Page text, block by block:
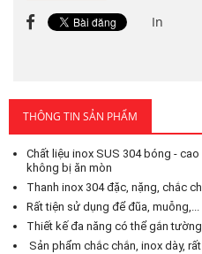
In
THÔNG TIN SẢN PHẨM
Chất liệu inox SUS 304 bóng -
không bị ăn mòn
Thanh inox 304 đặc, nặng, chắc
Rất tiện sử dụng để đũa, muỗng,...
Thiết kế đa năng có thể gắn
Sản phẩm chắc chắn, inox dày,